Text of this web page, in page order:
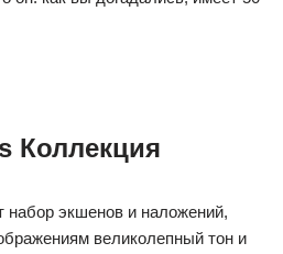
Коллекция
набор экшенов и наложений,
великолепный тон и